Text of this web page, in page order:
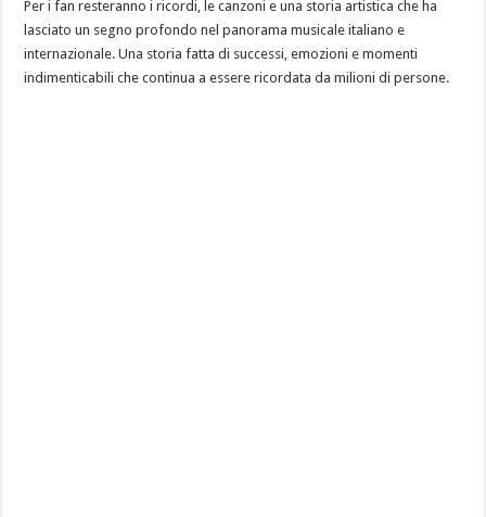
Per i fan resteranno i ricordi, le canzoni e una storia artistica che ha
lasciato un segno profondo nel panorama musicale italiano e
internazionale. Una storia fatta di successi, emozioni e momenti
indimenticabili che continua a essere ricordata da milioni di persone.